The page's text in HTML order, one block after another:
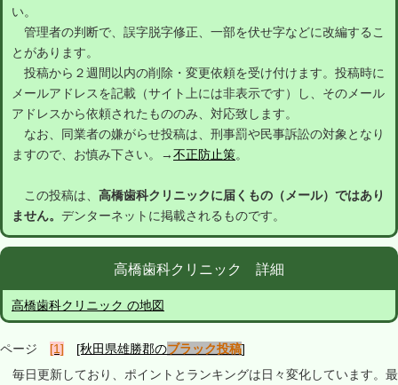
い。
管理者の判断で、誤字脱字修正、一部を伏せ字などに改編するこ
とがあります。
投稿から２週間以内の削除・変更依頼を受け付けます。投稿時に
メールアドレスを記載（サイト上には非表示です）し、そのメール
アドレスから依頼されたもののみ、対応致します。
なお、同業者の嫌がらせ投稿は、刑事罰や民事訴訟の対象となり
ますので、お慎み下さい。→不正防止策。
この投稿は、 高橋歯科クリニックに届くもの（メール）ではあり
ません。 デンターネットに掲載されるものです。
高橋歯科クリニック 詳細
高橋歯科クリニック の地図
ページ [1] [秋田県雄勝郡のブラック投稿]
毎日更新しており、ポイントとランキングは日々変化しています。最